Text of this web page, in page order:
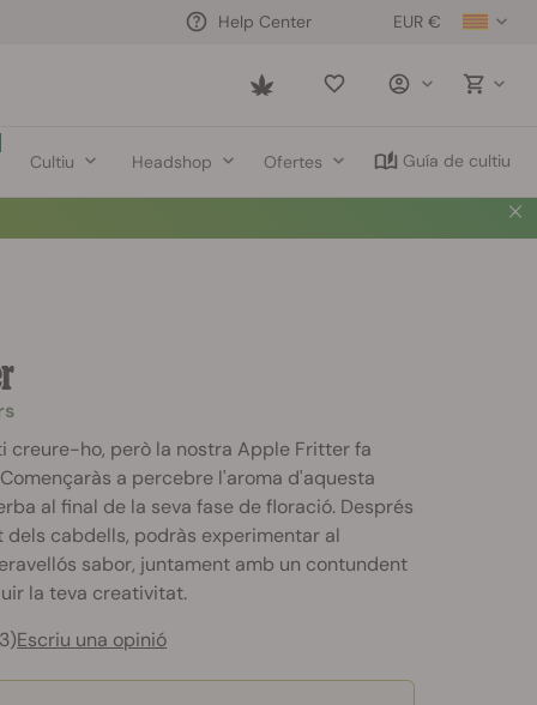
EUR €
Help Center
Saved
Cultiu Headshop Ofertes Guía de cultiu
creure-ho, però la nostra Apple Fritter fa
a percebre l'aroma d'aquesta
al final de la seva fase de floració. Després
cabdells, podràs experimentar al
sabor, juntament amb un contundent
la teva creativitat.
Escriu una opinió